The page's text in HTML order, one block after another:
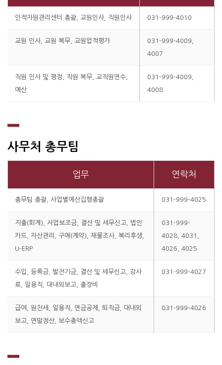
인적자원관리센터 총괄, 교원인사, 직원인사 031-999-4010
교원 인사, 교원 복무, 교원업적평가
031-999-4009,
4007
직원 인사 및 평정, 직원 복무, 교직원연수,
예산
031-999-4009,
4008
사무처 총무팀
업무 연락처
총무팀 총괄, 사업별예산집행총괄 031-999-4025
지출(회계), 사업보조금, 결산 및 세무신고, 법인
카드, 자산관리, 구매(계약), 재물조사, 복리후생,
U-ERP
031-999-
4028, 4031,
4026, 4025
수입, 등록금, 발전기금, 결산 및 세무신고, 강사
료, 일용직, 대내외보고, 출장비
031-999-4027
급여, 원천세, 일용직, 연금공제, 퇴직금, 대내외
보고, 연말정산, 보수총액신고
031-999-4026